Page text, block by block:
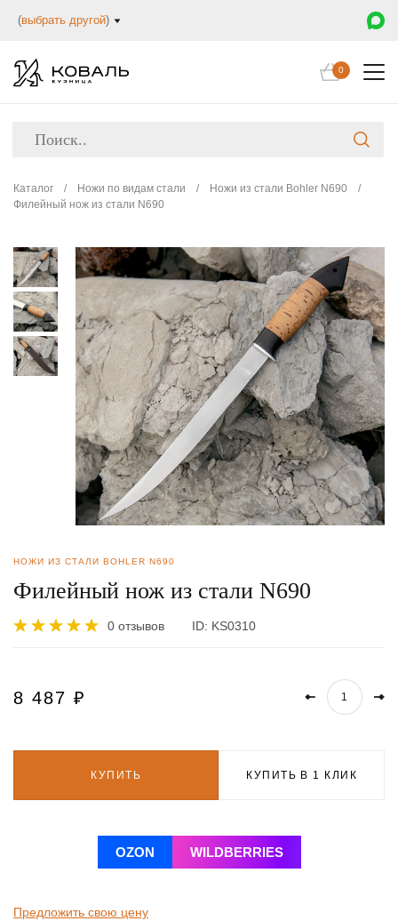
(выбрать другой)
0
Каталог / Ножи по видам стали / Ножи из стали Bohler N690
/
Филейный нож из стали N690
НОЖИ ИЗ СТАЛИ BOHLER N690
Филейный нож из стали N690
0 отзывов ID: KS0310
8 487 ₽
КУПИТЬ КУПИТЬ В 1 КЛИК
OZON WILDBERRIES
Предложить свою цену